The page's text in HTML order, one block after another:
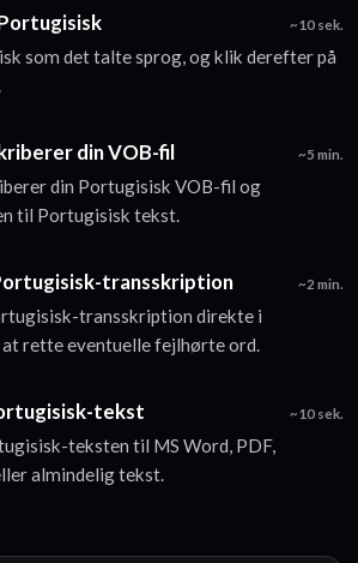
~10 sek.
som det talte sprog, og klik derefter på
din VOB-fil ~5 min.
din Portugisisk VOB-fil og
til Portugisisk tekst.
transskription ~2 min.
transskription direkte i
rette eventuelle fejlhørte ord.
tekst ~10 sek.
teksten til MS Word, PDF,
almindelig tekst.